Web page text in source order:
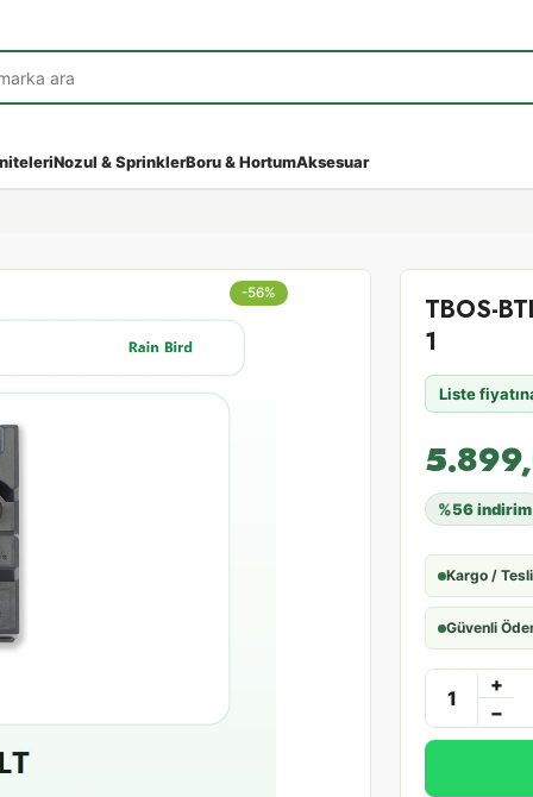
Nozul & SprinklerBoru & HortumAksesuar
-56%
TBOS-
1
Liste
%56 indirim
Kargo /
Güvenli
+
−